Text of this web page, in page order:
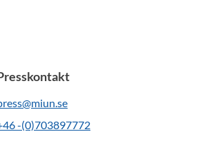
-(0)703897772